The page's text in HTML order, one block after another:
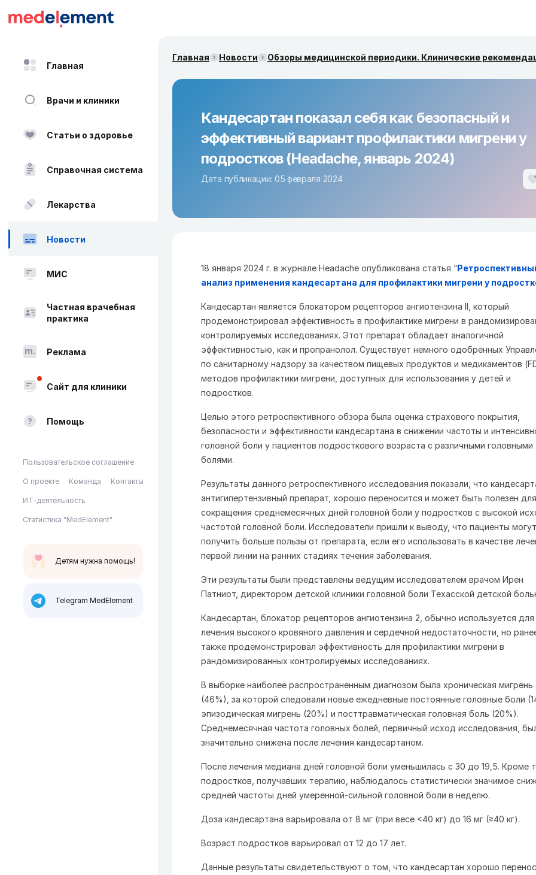
Главная
Врачи и клиники
Статьи о здоровье
Справочная система
Лекарства
Новости
МИС
Частная врачебная
практика
Реклама
Сайт для клиники
Помощь
Пользовательское соглашение
О проекте Команда Контакты
ИТ-деятельность
Статистика "MedElement"
Детям нужна помощь!
Telegram MedElement
Главная Новости Обзоры медицинской периодики. Клинические
Кандесартан показал себя как безопасный и
эффективный вариант профилактики мигрени у
подростков (Headache, январь 2024)
Дата публикации: 05 февраля 2024
18 января 2024 г. в журнале Headache опубликована статья “
анализ применения кандесартана для профилактики мигрени у
Кандесартан является блокатором рецепторов ангиотензина II, который
продемонстрировал эффективность в профилактике мигрени в
контролируемых исследованиях. Этот препарат обладает аналогичной
эффективностью, как и пропранолол. Существует немного одобренных
по санитарному надзору за качеством пищевых продуктов и медикаментов
методов профилактики мигрени, доступных для использования у детей и
подростков.
Целью этого ретроспективного обзора была оценка страхового покрытия,
безопасности и эффективности кандесартана в снижении частоты и
головной боли у пациентов подросткового возраста с различными головными
болями.
Результаты данного ретроспективного исследования показали, что
антигипертензивный препарат, хорошо переносится и может быть полезен для
сокращения среднемесячных дней головной боли у подростков с высокой
частотой головной боли. Исследователи пришли к выводу, что пациенты могут
получить больше пользы от препарата, если его использовать в качестве
первой линии на ранних стадиях течения заболевания.
Эти результаты были представлены ведущим исследователем врачом Ирен
Патниот, директором детской клиники головной боли Техасской детской
Кандесартан, блокатор рецепторов ангиотензина 2, обычно используется для
лечения высокого кровяного давления и сердечной недостаточности, но
также продемонстрировал эффективность для профилактики мигрени в
рандомизированных контролируемых исследованиях.
В выборке наиболее распространенным диагнозом была хроническая мигрень
(46%), за которой следовали новые ежедневные постоянные головные боли
эпизодическая мигрень (20%) и посттравматическая головная боль (20%).
Среднемесячная частота головных болей, первичный исход исследования,
значительно снижена после лечения кандесартаном.
После лечения медиана дней головной боли уменьшилась с 30 до 19,5. Кроме
подростков, получавших терапию, наблюдалось статистически значимое
средней частоты дней умеренной-сильной головной боли в неделю.
Доза кандесартана варьировала от 8 мг (при весе <40 кг) до 16 мг (≥40 кг).
Возраст подростков варьировал от 12 до 17 лет.
Данные результаты свидетельствуют о том, что кандесартан хорошо